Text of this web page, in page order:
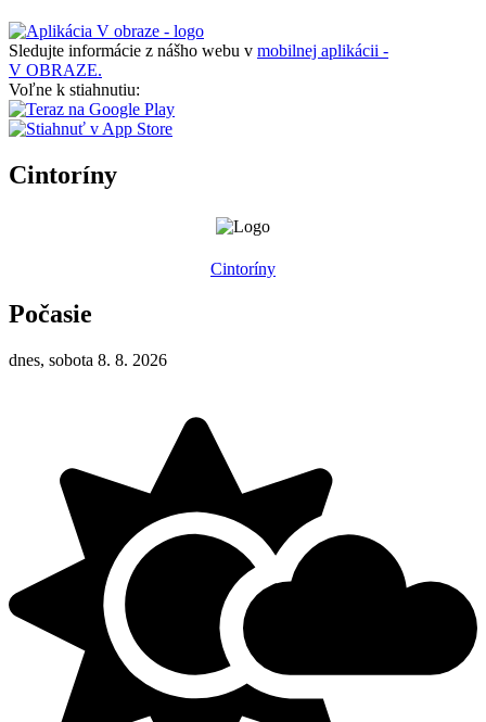
Sledujte informácie z nášho webu v mobilnej aplikácii -
V OBRAZE.
Voľne k stiahnutiu:
Cintoríny
Cintoríny
Počasie
dnes, sobota 8. 8. 2026